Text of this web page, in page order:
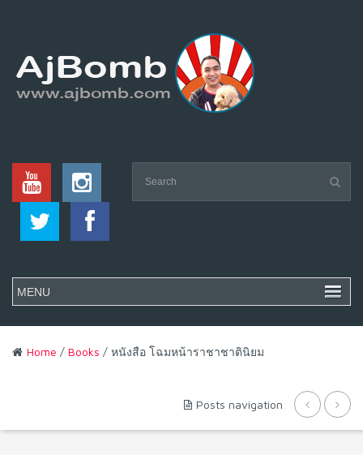
Home / Books / หนังสือ โฉมหน้าราชาชาตินิยม
Posts navigation